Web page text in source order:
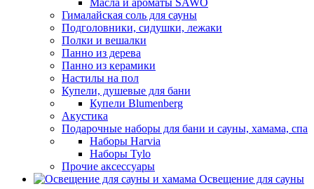
Масла и ароматы SAWO
Гималайская соль для сауны
Подголовники, сидушки, лежаки
Полки и вешалки
Панно из дерева
Панно из керамики
Настилы на пол
Купели, душевые для бани
Купели Blumenberg
Акустика
Подарочные наборы для бани и сауны, хамама, спа
Наборы Harvia
Наборы Tylo
Прочие аксессуары
Освещение для сауны